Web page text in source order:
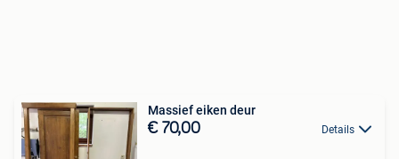
Massief eiken deur
€ 70,00 Details